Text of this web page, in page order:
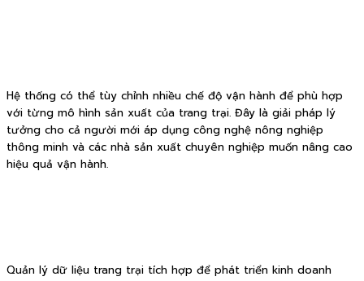
Hệ thống có thể tùy chỉnh nhiều chế độ vận hành để phù hợp
với từng mô hình sản xuất của trang trại. Đây là giải pháp lý
tưởng cho cả người mới áp dụng công nghệ nông nghiệp
thông minh và các nhà sản xuất chuyên nghiệp muốn nâng cao
hiệu quả vận hành.
Quản lý dữ liệu trang trại tích hợp để phát triển kinh doanh